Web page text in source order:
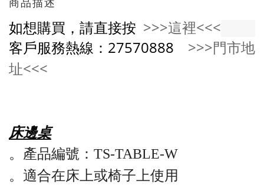
如想購買，請直接按 >>>這裡<<<
客戶服務熱線：27570888 >>>門市地
址<<<
床邊桌
。
產品編號： TS-TABLE-W
。 適合在床上或椅子上使用